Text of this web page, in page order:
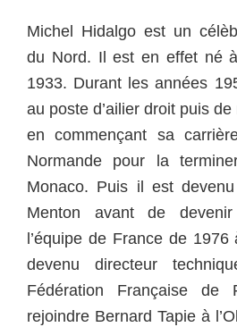
Michel Hidalgo est un
du Nord. Il est en effet né
1933. Durant les années
au poste d’ailier droit puis
en commençant sa
Normande pour la
Monaco. Puis il est
Menton avant de
l’équipe de France de
devenu directeur
Fédération Française de
rejoindre Bernard Tapie à